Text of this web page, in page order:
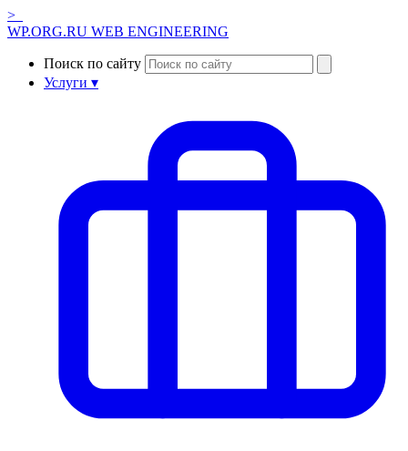
>_
WP.ORG.RU WEB ENGINEERING
Поиск по сайту
Услуги ▾